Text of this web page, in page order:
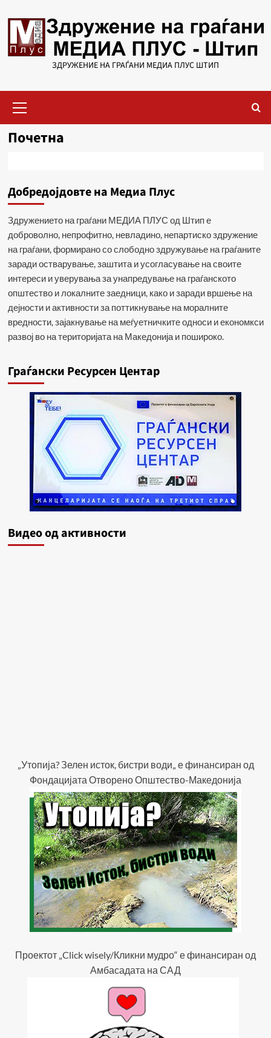
to
content
ЗДРУЖЕНИЕ НА ГРАЃАНИ МЕДИА ПЛУС ШТИП
Menu
Почетна
Добредојдовте на Медиа Плус
Здружението на граѓани МЕДИА ПЛУС од Штип е
доброволно, непрофитно, невладино, непартиско здружение
на граѓани, формирано со слободно здружување на граѓаните
заради остварување, заштита и усогласување на своите
интереси и уверувања за унапредување на граѓанското
општество и локалните заедници, како и заради вршење на
дејности и активности за поттикнување на моралните
вредности, зајакнување на меѓуетничките односи и економкси
развој во на територијата на Македонија и пошироко.
Граѓански Ресурсен Центар
Видеo од активности
„Утопија? Зелен исток, бистри води„ е финансиран од
Фондацијата Отворено Општество-Македонија
Проектот „Click wisely/Кликни мудро“ е финансиран од
Амбасадата на САД